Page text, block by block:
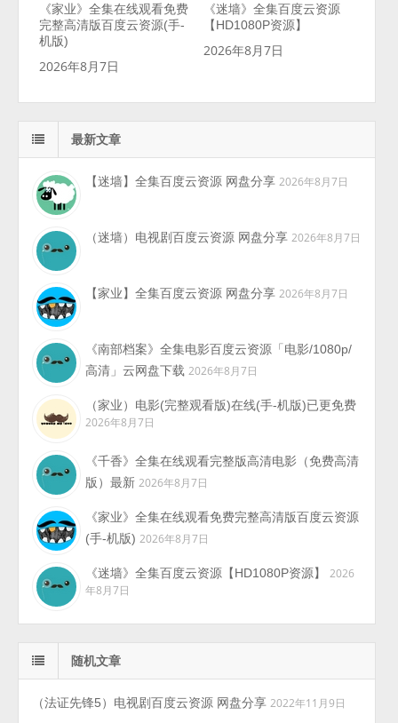
《家业》全集在线观看免费
完整高清版百度云资源(手-
机版)
2026年8月7日
《迷墙》全集百度云资源
【HD1080P资源】
2026年8月7日
最新文章
【迷墙】全集百度云资源 网盘分享 2026年8月7日
（迷墙）电视剧百度云资源 网盘分享 2026年8月7日
【家业】全集百度云资源 网盘分享 2026年8月7日
《南部档案》全集电影百度云资源「电影/1080p/
高清」云网盘下载 2026年8月7日
（家业）电影(完整观看版)在线(手-机版)已更免费
2026年8月7日
《千香》全集在线观看完整版高清电影（免费高清
版）最新 2026年8月7日
《家业》全集在线观看免费完整高清版百度云资源
(手-机版) 2026年8月7日
《迷墙》全集百度云资源【HD1080P资源】
2026
年8月7日
随机文章
（法证先锋5）电视剧百度云资源 网盘分享 2022年11月9日